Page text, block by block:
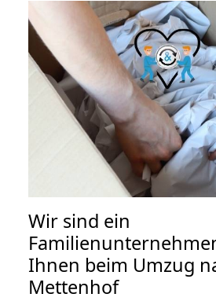
Wir sind ein
Ihnen beim Umzug
Mettenhof